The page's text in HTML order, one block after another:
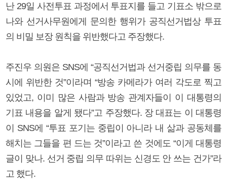
난 29일 사전투표 과정에서 투표지를 들고 기표소 밖으로
나와 선거사무원에게 문의한 행위가 공직선거법상 투표
의 비밀 보장 원칙을 위반했다고 주장했다.
주진우 의원은 SNS에 “공직선거법과 선거중립 의무를 동
시에 위반한 것”이라며 “방송 카메라가 여러 각도로 찍고
있었고, 이미 많은 사람과 방송 관계자들이 이 대통령의
기표 내용을 알게 됐다”고 주장했다. 장 대표는 이 대통령
이 SNS에 “투표 포기는 중립이 아니라 내 삶과 공동체를
해치는 그들을 편 드는 것”이라고 쓴 것에도 “이게 대통령
글이 맞나. 선거 중립 의무 따위는 신경도 안 쓰는 건가”라
고 했다.